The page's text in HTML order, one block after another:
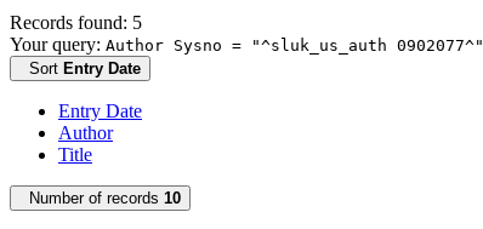
Records found: 5
Your query: Author Sysno = "^sluk_us_auth 0902077^"
Sort Entry Date
Entry Date
Author
Title
Number of records 10